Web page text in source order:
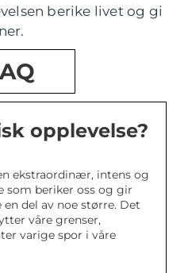
berike livet og gi
opplevelse?
ekstraordinær, intens og
som beriker oss og gir
del av noe større. Det
våre grenser,
varige spor i våre